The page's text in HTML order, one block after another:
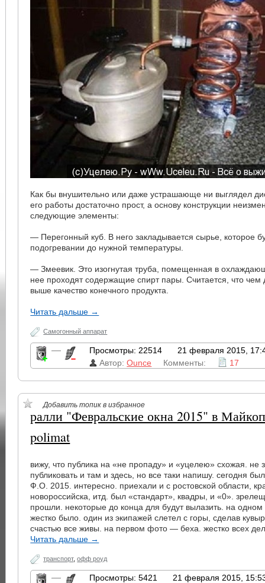
Как бы внушительно или даже устрашающе ни выглядел
его работы достаточно прост, а основу конструкции
следующие элементы:
— Перегонный куб. В него закладывается сырье, которое
подогревании до нужной температуры.
— Змеевик. Это изогнутая труба, помещенная в
нее проходят содержащие спирт пары. Считается, что чем
выше качество конечного продукта.
Читать дальше →
Самогонный аппарат
— Просмотры: 22514
21 февраля 2015,
Автор:Ounce Комменты: 17
Добавить топик в избранное
ралли "Февральские окна 2015" в
polimat
вижу, что публика на «не пропаду» и «уцелею» схожая. не
публиковать и там и здесь, но все таки напишу. сегодня
Ф.О. 2015. интересно. приехали и с ростовской области,
новороссийска, итд. был «стандарт», квадры, и «0».
прошли. некоторые до конца для будут вылазить. на
жестко было. один из экипажей слетел с горы, сделав
счастью все живы. на первом фото — беха. жестко всех
Читать дальше →
транспорт,офф роуд
— Просмотры: 5421
21 февраля 2015,